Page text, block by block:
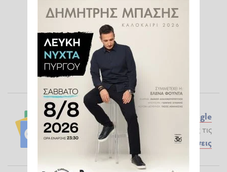
Ακολουθήστε το ilialive.gr στο
Google
Newsκαι μάθετε πρώτοι όλες τις
Ειδήσεις